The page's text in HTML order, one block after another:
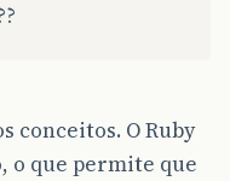
conceitos. O Ruby
o que permite que